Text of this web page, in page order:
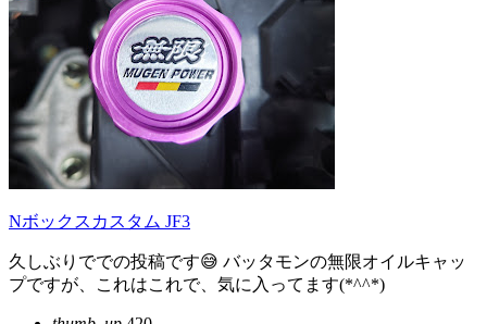
Nボックスカスタム JF3
久しぶりででの投稿です😅 バッタモンの無限オイルキャッ
プですが、これはこれで、気に入ってます(*^^*)